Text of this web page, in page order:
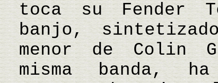
toca su Fender
banjo,
menor de Colin
misma banda,